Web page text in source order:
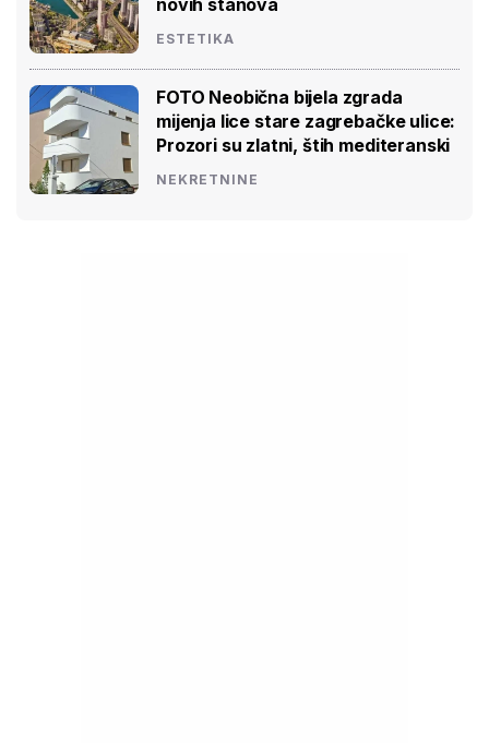
ESTETIKA
FOTO Neobična bijela zgrada
mijenja lice stare zagrebačke ulice:
Prozori su zlatni, štih mediteranski
NEKRETNINE